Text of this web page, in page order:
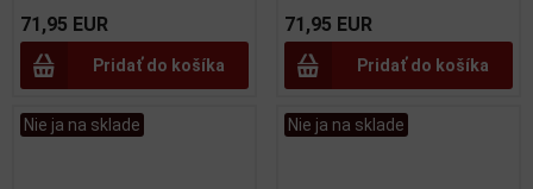
71,95 EUR
Pridať do košíka
71,95 EUR
Pridať do košíka
Nie ja na sklade Nie ja na sklade